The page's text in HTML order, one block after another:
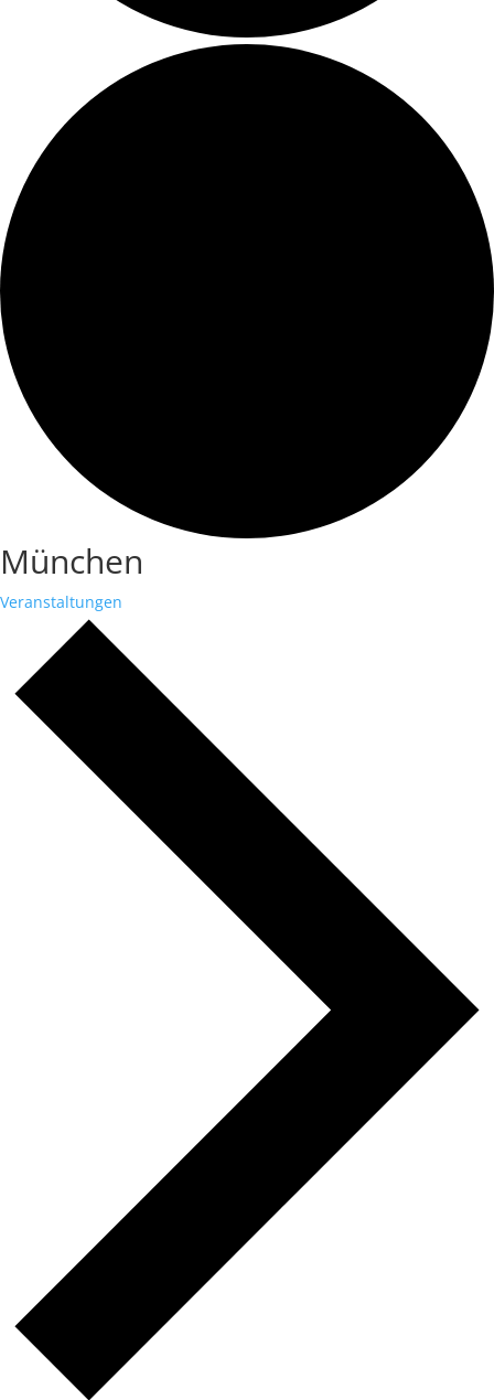
München
Veranstaltungen